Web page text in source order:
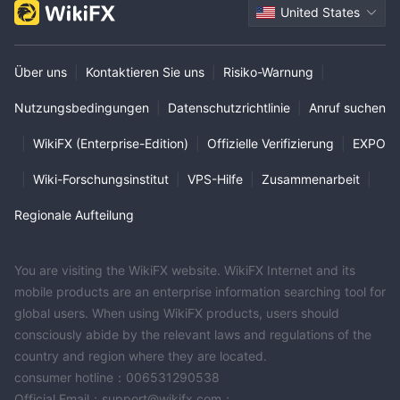
United States
Über uns Kontaktieren Sie uns Risiko-Warnung
Nutzungsbedingungen Datenschutzrichtlinie Anruf suchen
WikiFX (Enterprise-Edition) Offizielle Verifizierung EXPO
Wiki-Forschungsinstitut VPS-Hilfe Zusammenarbeit
Regionale Aufteilung
You are visiting the WikiFX website. WikiFX Internet and its
mobile products are an enterprise information searching tool for
global users. When using WikiFX products, users should
consciously abide by the relevant laws and regulations of the
country and region where they are located.
consumer hotline：006531290538